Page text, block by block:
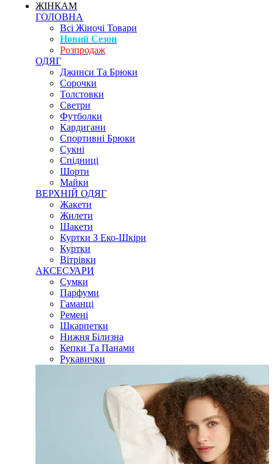
ЖІНКАМ
ГОЛОВНА
Всі Жіночі Товари
Новий Сезон
Розпродаж
ОДЯГ
Джинси Та Брюки
Сорочки
Толстовки
Светри
Футболки
Кардигани
Спортивні Брюки
Сукні
Спідниці
Шорти
Майки
ВЕРХНІЙ ОДЯГ
Жакети
Жилети
Шакети
Куртки З Еко-Шкіри
Куртки
Вітрівки
АКСЕСУАРИ
Сумки
Парфуми
Гаманці
Ремені
Шкарпетки
Нижня Білизна
Кепки Та Панами
Рукавички